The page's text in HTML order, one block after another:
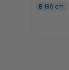
180 cm